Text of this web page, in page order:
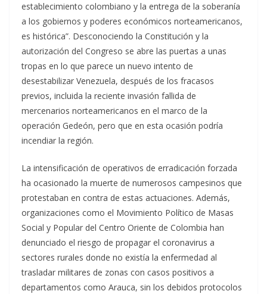
establecimiento colombiano y la entrega de la soberanía
a los gobiernos y poderes económicos norteamericanos,
es histórica”. Desconociendo la Constitución y la
autorización del Congreso se abre las puertas a unas
tropas en lo que parece un nuevo intento de
desestabilizar Venezuela, después de los fracasos
previos, incluida la reciente invasión fallida de
mercenarios norteamericanos en el marco de la
operación Gedeón, pero que en esta ocasión podría
incendiar la región.
La intensificación de operativos de erradicación forzada
ha ocasionado la muerte de numerosos campesinos que
protestaban en contra de estas actuaciones. Además,
organizaciones como el Movimiento Político de Masas
Social y Popular del Centro Oriente de Colombia han
denunciado el riesgo de propagar el coronavirus a
sectores rurales donde no existía la enfermedad al
trasladar militares de zonas con casos positivos a
departamentos como Arauca, sin los debidos protocolos